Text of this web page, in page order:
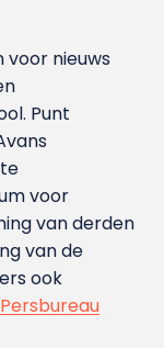
nieuws
Punt
voor
van derden
van de
ook